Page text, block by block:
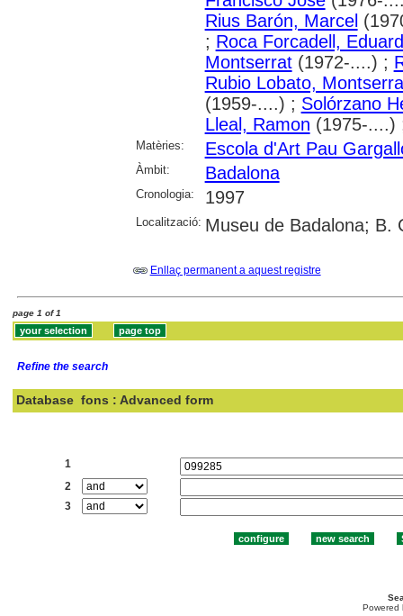
Rius Barón, Marcel
; Roca Forcadell, Eduard
Montserrat(1972-....) ;
Rubio Lobato,
(1959-....) ; Solórzano
Lleal, Ramon (1975-
Matèries: Escola d'Art Pau
Àmbit: Badalona
Cronologia: 1997
Localització: Museu de Badalona; B.
Enllaç permanent a aquest registre
page 1 of 1
Refine the search
Database fons : Advanced form
1
2
3